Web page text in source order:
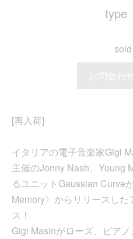
type
お問合わ
[再入荷]
イタリアの電子音楽家Gigi
主催のJonny Nash、Young
るユニットGaussian Curve
Memory〉からリリースし
ス！
Gigi Masinがローズ、ピア